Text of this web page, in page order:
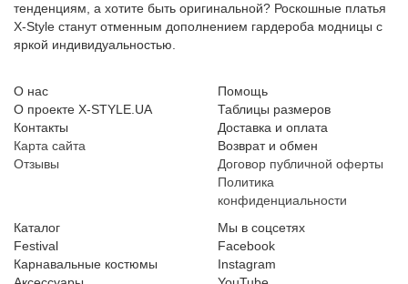
тенденциям, а хотите быть оригинальной? Роскошные платья
X-Style станут отменным дополнением гардероба модницы с
яркой индивидуальностью.
О нас
О проекте X-STYLE.UA
Контакты
Карта сайта
Отзывы
Помощь
Таблицы размеров
Доставка и оплата
Возврат и обмен
Договор публичной оферты
Политика
конфиденциальности
Каталог
Festival
Карнавальные костюмы
Мы в соцсетях
Facebook
Instagram